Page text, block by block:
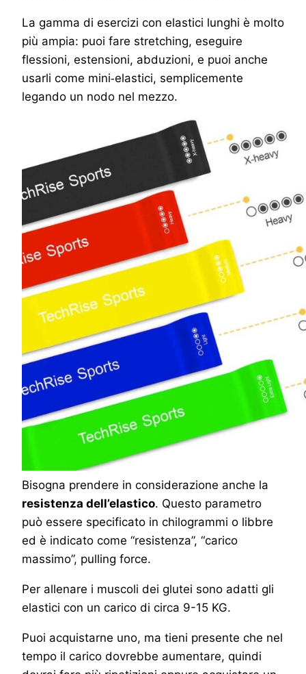
La gamma di esercizi con elastici lunghi è molto
più ampia: puoi fare stretching, eseguire
flessioni, estensioni, abduzioni, e puoi anche
usarli come mini‑elastici, semplicemente
legando un nodo nel mezzo.
Bisogna prendere in considerazione anche la
resistenza dell’elastico. Questo parametro
può essere specificato in chilogrammi o libbre
ed è indicato come “resistenza”, “carico
massimo”, pulling force.
Per allenare i muscoli dei glutei sono adatti gli
elastici con un carico di circa 9-15 KG.
Puoi acquistarne uno, ma tieni presente che nel
tempo il carico dovrebbe aumentare, quindi